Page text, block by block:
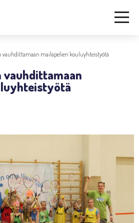
vauhdittamaan mailapelien kouluyhteistyötä
vauhdittamaan